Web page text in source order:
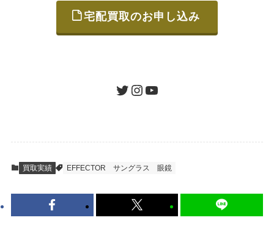
ご発送
査定結果のご承認 / 入金
到着即日に査定いたします。買取金額にご納
得いただければ、最短即日の入金が可能で
宅配買取のお申し込み
ツイッターインスタグラムユーチューブ
買取実績 EFFECTOR サングラス 眼鏡